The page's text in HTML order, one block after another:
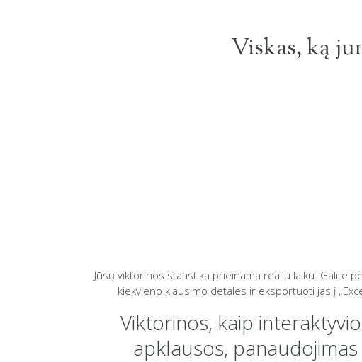
Viskas, ką
Jūsų viktorinos statistika prieinama realiu laiku. Galite
kiekvieno klausimo detales ir eksportuoti jas į
Viktorinos, kaip
apklausos, panaudojimas